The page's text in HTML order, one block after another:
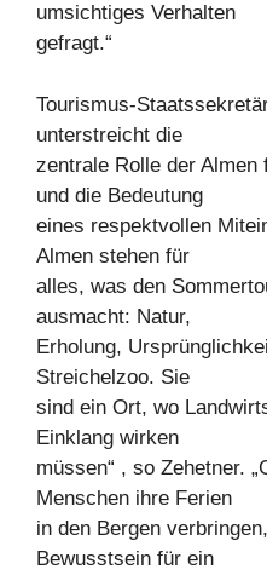
umsichtiges Verhalten
gefragt.“
Tourismus-
unterstreicht die
zentrale Rolle der Almen
und die Bedeutung
eines respektvollen
Almen stehen für
alles, was den
ausmacht: Natur,
Erholung,
Streichelzoo. Sie
sind ein Ort, wo
Einklang wirken
müssen“ , so Zehetner.
Menschen ihre Ferien
in den Bergen
Bewusstsein für ein